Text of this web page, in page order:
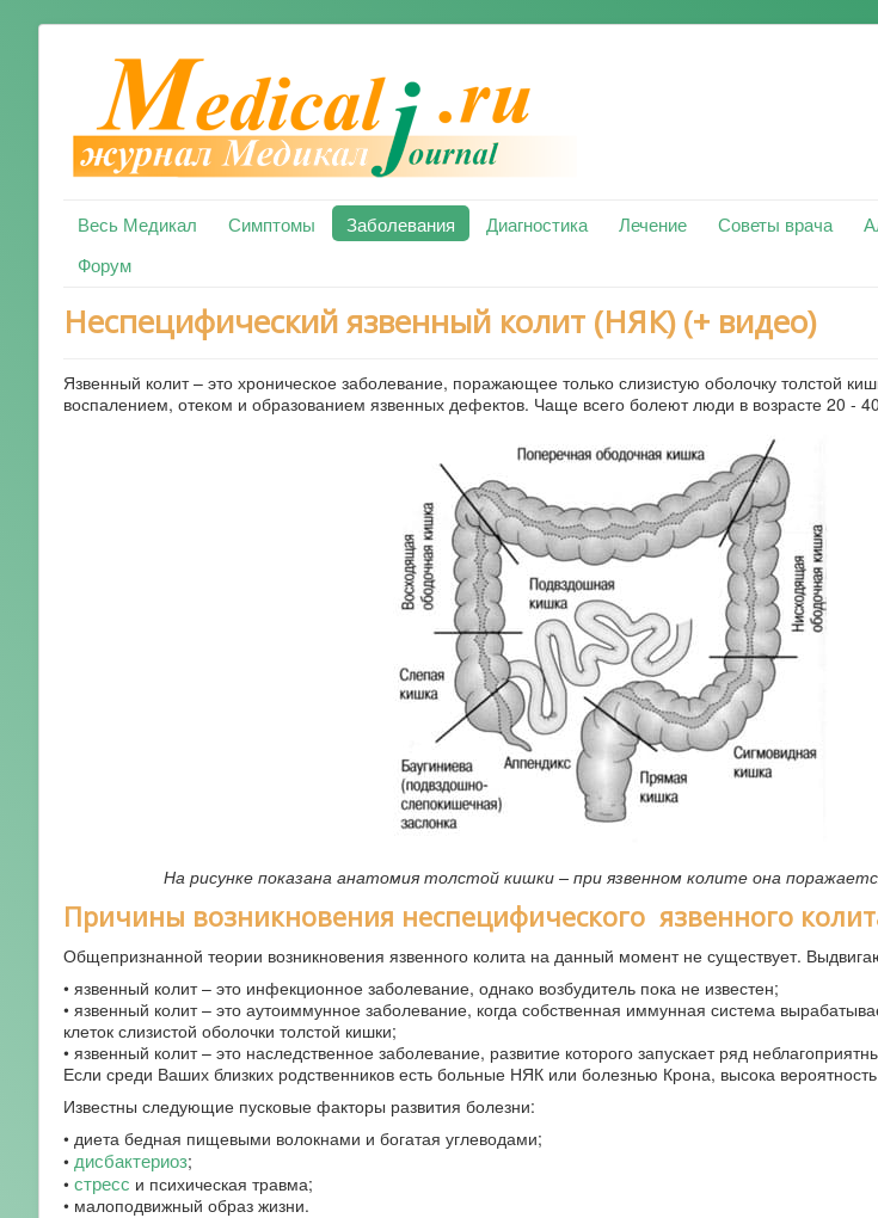
Весь Медикал Симптомы Заболевания Диагностика Лечение Советы врача
Форум
Неспецифический язвенный колит (НЯК) (+ видео)
Язвенный колит – это хроническое заболевание, поражающее только слизистую оболочку толстой
воспалением, отеком и образованием язвенных дефектов. Чаще всего болеют люди в возрасте 20 -
На рисунке показана анатомия толстой кишки – при язвенном колите она
Причины возникновения неспецифического язвенного
Общепризнанной теории возникновения язвенного колита на данный момент не существует.
• язвенный колит – это инфекционное заболевание, однако возбудитель пока не известен;
• язвенный колит – это аутоиммунное заболевание, когда собственная иммунная система
клеток слизистой оболочки толстой кишки;
• язвенный колит – это наследственное заболевание, развитие которого запускает ряд
Если среди Ваших близких родственников есть больные НЯК или болезнью Крона, высока
Известны следующие пусковые факторы развития болезни:
• диета бедная пищевыми волокнами и богатая углеводами;
• дисбактериоз;
• стресс и психическая травма;
• малоподвижный образ жизни.